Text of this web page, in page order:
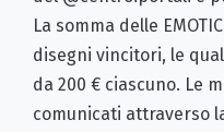
La somma delle
disegni vincitori, le
da 200 € ciascuno. Le
comunicati attraverso